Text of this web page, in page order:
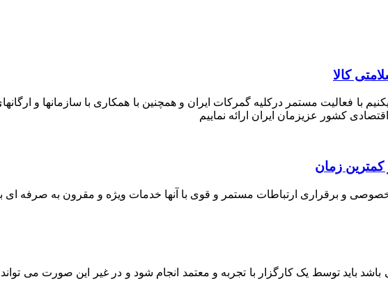
کالا
با فعالیت مستمر درکلیه گمرکات ایران و همچنین با همکاری با سازمانها و
کشور عزیزمان ایران ارائه نماییم
کمترین زمان
خصوصی و برقراری ارتباطات مستمر و قوی با آنها خدمات ویژه و مقرون به صرفه ای
باید توسط یک کارگزار با تجربه و معتمد انجام شود و در غیر این صورت می